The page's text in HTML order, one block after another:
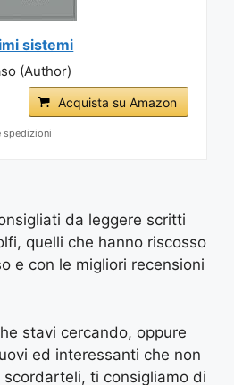
sistemi
(Author)
Acquista su Amazon
spedizioni
da leggere scritti
quelli che hanno riscosso
e con le migliori recensioni
stavi cercando, oppure
ed interessanti che non
scordarteli, ti consigliamo di